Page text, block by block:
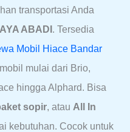
transportasi Anda
ABADI . Tersedia
Mobil Hiace Bandar
mobil mulai dari Brio,
hingga Alphard. Bisa
sopir, atau All In
kebutuhan. Cocok untuk